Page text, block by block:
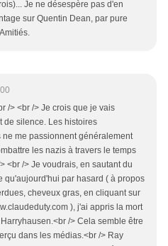
Je ne désespère pas d'en
sur Quentin Dean, par pure
/> <br /> Je crois que je vais
de silence. Les histoires
me passionnent généralement
les nazis à travers le temps
<br /> Je voudrais, en sautant du
qu'aujourd'hui par hasard ( à propos
cheveux gras, en cliquant sur
), j'ai appris la mort
/> Cela semble être
dans les médias.<br /> Ray